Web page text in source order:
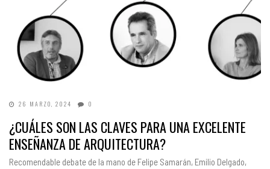
26 MARZO, 2024 0
¿CUÁLES SON LAS CLAVES PARA UNA EXCELENTE
ENSEÑANZA DE ARQUITECTURA?
Recomendable debate de la mano de Felipe Samarán, Emilio Delgado,